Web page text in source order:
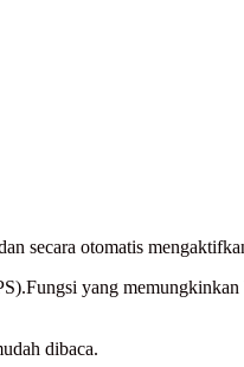
secara otomatis
yang
dibaca.